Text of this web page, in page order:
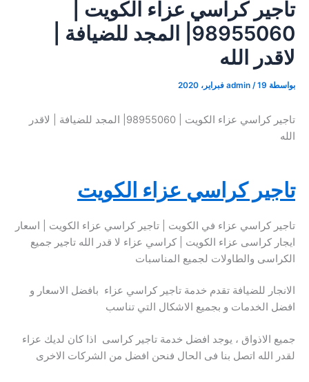
تاجير كراسي عزاء الكويت |
98955060| المجد للضيافة |
لاقدر الله
بواسطة admin /19 فبراير، 2020
تاجير كراسي عزاء الكويت | 98955060| المجد للضيافة | لاقدر
الله
تاجير كراسي عزاء الكويت
تاجير كراسي عزاء في الكويت | تاجير كراسي عزاء الكويت | اسعار
ايجار كراسى عزاء الكويت | كراسي عزاء لا قدر الله تاجير جميع
الكراسى والطاولات لجميع المناسبات
الانجار للضيافة تقدم خدمة تاجير كراسي عزاء بافضل الاسعار و
افضل الخدمات و بجميع الاشكال التي تناسب
جميع الاذواق ، يوجد افضل خدمة تاجير كراسى اذا كان لديك عزاء
لقدر الله اتصل بنا فى الحال فنحن افضل من الشركات الاخرى